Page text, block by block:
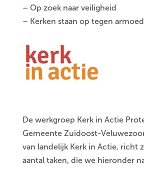
– Op zoek naar veiligheid
– Kerken staan op tegen
De werkgroep Kerk in Actie
Gemeente Zuidoost-
van landelijk Kerk in Actie, richt
aantal taken, die we hieronder